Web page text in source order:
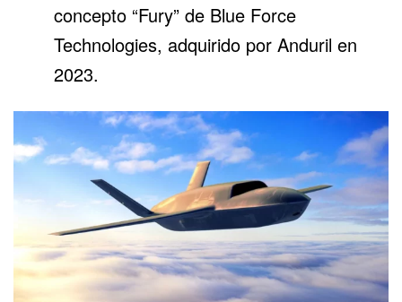
concepto “Fury” de Blue Force
Technologies, adquirido por Anduril en
2023.